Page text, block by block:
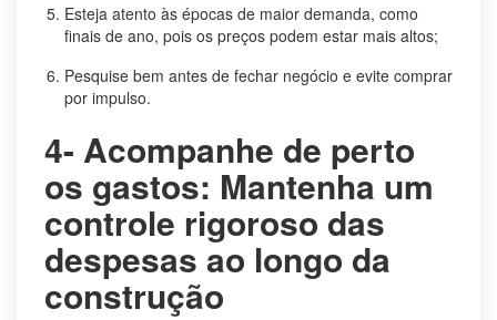
Esteja atento às épocas de maior demanda, como
finais de ano, pois os preços podem estar mais altos;
Pesquise bem antes de fechar negócio e evite comprar
por impulso.
4- Acompanhe de perto
os gastos: Mantenha um
controle rigoroso das
despesas ao longo da
construção